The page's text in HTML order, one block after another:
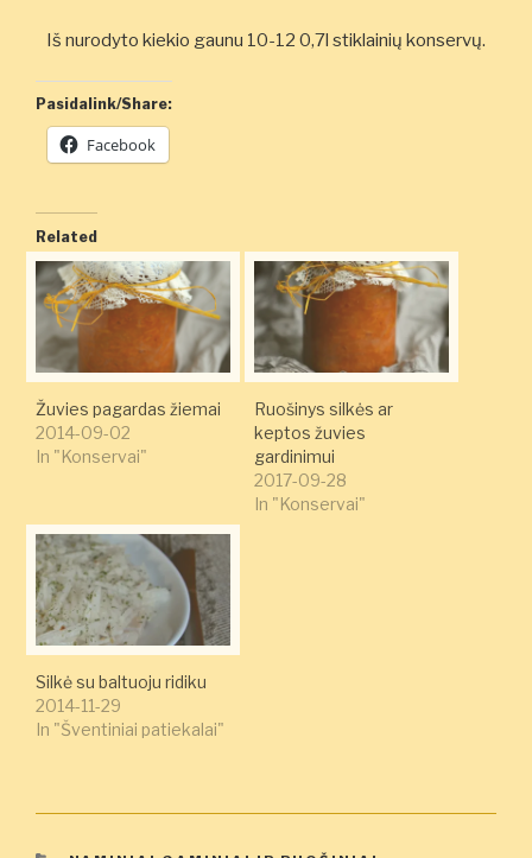
Iš nurodyto kiekio gaunu 10-12 0,7l stiklainių konservų.
Pasidalink/Share:
Facebook
Related
Žuvies pagardas žiemai
2014-09-02
In "Konservai"
Ruošinys silkės ar
keptos žuvies
gardinimui
2017-09-28
In "Konservai"
Silkė su baltuoju ridiku
2014-11-29
In "Šventiniai patiekalai"